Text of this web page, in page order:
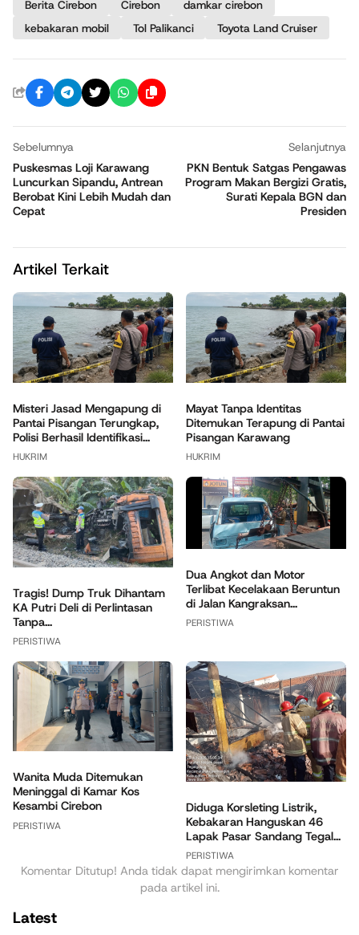
Berita Cirebon Cirebon
damkar cirebon
kebakaran mobil
Tol Palikanci Toyota Land Cruiser
Sebelumnya
Puskesmas Loji Karawang
Luncurkan Sipandu, Antrean
Berobat Kini Lebih Mudah dan
Cepat
Selanjutnya
PKN Bentuk Satgas Pengawas
Program Makan Bergizi Gratis,
Surati Kepala BGN dan
Presiden
Artikel Terkait
Misteri Jasad Mengapung di
Pantai Pisangan Terungkap,
Polisi Berhasil Identifikasi...
HUKRIM
Mayat Tanpa Identitas
Ditemukan Terapung di Pantai
Pisangan Karawang
HUKRIM
Tragis! Dump Truk Dihantam
KA Putri Deli di Perlintasan
Tanpa...
PERISTIWA
Dua Angkot dan Motor
Terlibat Kecelakaan Beruntun
di Jalan Kangraksan...
PERISTIWA
Wanita Muda Ditemukan
Meninggal di Kamar Kos
Kesambi Cirebon
PERISTIWA
Diduga Korsleting Listrik,
Kebakaran Hanguskan 46
Lapak Pasar Sandang Tegal...
PERISTIWA
Komentar Ditutup! Anda tidak dapat mengirimkan komentar
pada artikel ini.
Latest